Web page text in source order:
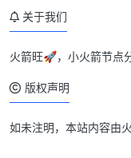
关于我们
火箭旺🚀，小火箭节点
版权声明
如未注明，本站内容由